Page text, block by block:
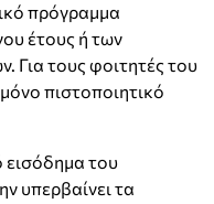
πρόγραμμα
έτους ή των
Για τους φοιτητές του
πιστοποιητικό
εισόδημα του
υπερβαίνει τα